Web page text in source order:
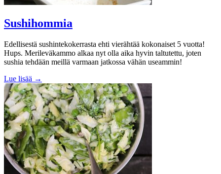
Sushihommia
Edellisestä sushintekokerrasta ehti vierähtää kokonaiset 5 vuotta!
Hups. Merileväkammo alkaa nyt olla aika hyvin taltutettu, joten
sushia tehdään meillä varmaan jatkossa vähän useammin!
Lue lisää →